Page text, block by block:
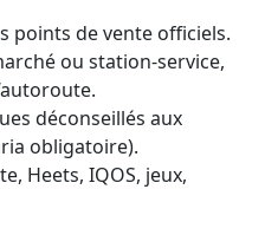
points de vente officiels.
ou station-service,
déconseillés aux
obligatoire).
Heets, IQOS, jeux,